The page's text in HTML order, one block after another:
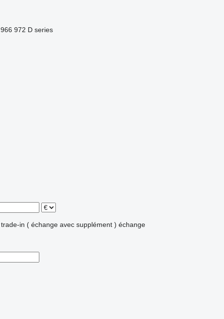
966 972 D series
trade-in ( échange avec supplément ) échange